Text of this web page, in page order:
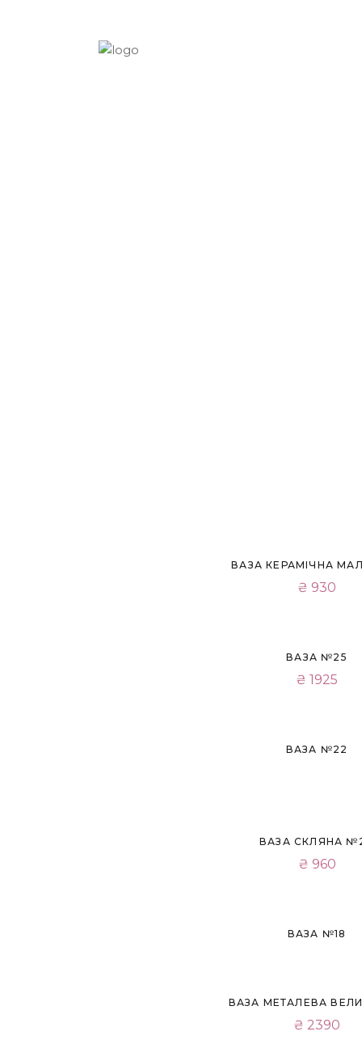
ВАЗА КЕРАМІЧНА
₴ 930
ВАЗА №25
₴ 1925
ВАЗА №22
ВАЗА СКЛЯНА
₴ 960
ВАЗА №18
ВАЗА МЕТАЛЕВА
₴ 2390